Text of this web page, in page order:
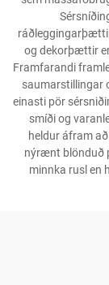
og dekorþættir
Framfarandi
saumarstillingar
einasti pör
smíði og
heldur áfram
nýrænt blönduð
minnka rusl en